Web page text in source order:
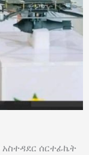
አስተዳደር ሰርተፊኬት